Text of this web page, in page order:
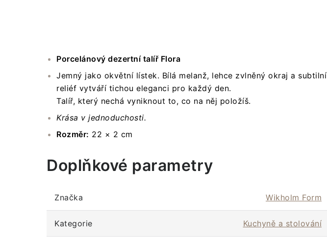
Porcelánový dezertní talíř Flora
Jemný jako okvětní lístek. Bílá melanž, lehce zvlněný okraj a subtilní
reliéf vytváří tichou eleganci pro každý den.
Talíř, který nechá vyniknout to, co na něj položíš.
Krása v jednoduchosti.
Rozměr: 22 × 2 cm
Doplňkové parametry
Značka Wikholm Form
Kategorie Kuchyně a stolování